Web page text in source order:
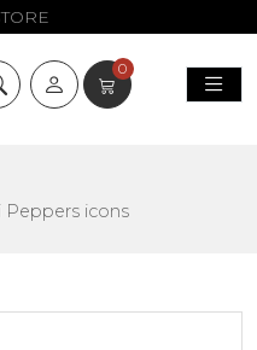
0
Peppers icons